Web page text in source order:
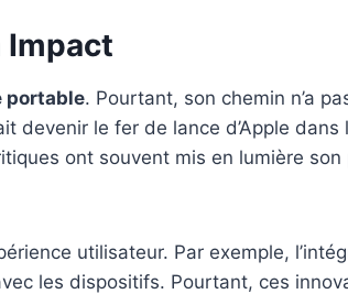
Impact
portable. Pourtant, son chemin n’a
devenir le fer de lance d’Apple dans
ont souvent mis en lumière son
utilisateur. Par exemple,
les dispositifs. Pourtant, ces